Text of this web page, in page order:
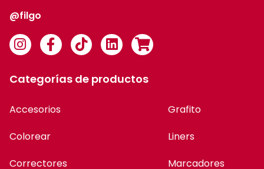
@filgo
Categorías de productos
Accesorios
Colorear
Correctores
Grafito
Liners
Marcadores